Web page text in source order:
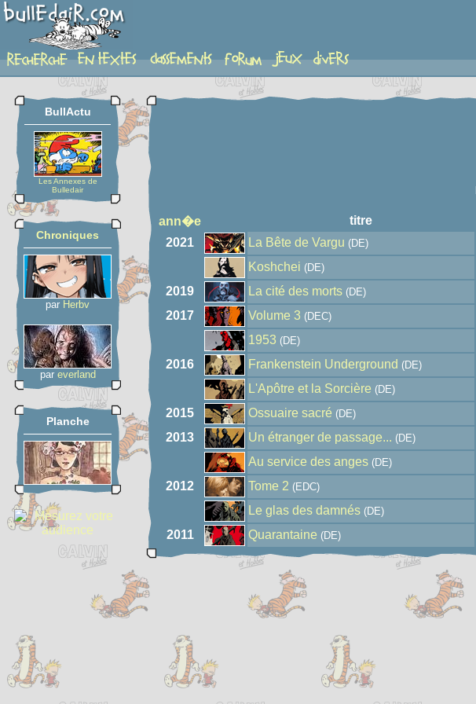
auteur
BullActu
Les Annexes de
Bulledair
Chroniques
par Herbv
par everland
Planche
ann�e titre
2021
La Bête de Vargu (DE)
Koshchei (DE)
2019
La cité des morts (DE)
2017
Volume 3 (DEC)
1953 (DE)
2016
Frankenstein Underground (DE)
L'Apôtre et la Sorcière (DE)
2015
Ossuaire sacré (DE)
2013
Un étranger de passage... (DE)
Au service des anges (DE)
2012
Tome 2 (EDC)
Le glas des damnés (DE)
2011
Quarantaine (DE)